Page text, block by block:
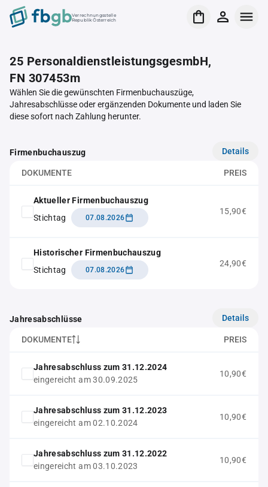
Verrechnungsstelle
Republik Österreich
25 PersonaldienstleistungsgesmbH,
FN 307453m
Wählen Sie die gewünschten Firmenbuchauszüge,
Jahresabschlüsse oder ergänzenden Dokumente und laden Sie
diese sofort nach Zahlung herunter.
Firmenbuchauszug Details
DOKUMENTE PREIS
Aktueller Firmenbuchauszug
Stichtag
07.08.2026
15,90€
Historischer Firmenbuchauszug
Stichtag
07.08.2026
24,90€
Jahresabschlüsse Details
DOKUMENTE PREIS
Jahresabschluss zum 31.12.2024
eingereicht am 30.09.2025
10,90€
Jahresabschluss zum 31.12.2023
eingereicht am 02.10.2024
10,90€
Jahresabschluss zum 31.12.2022
eingereicht am 03.10.2023
10,90€